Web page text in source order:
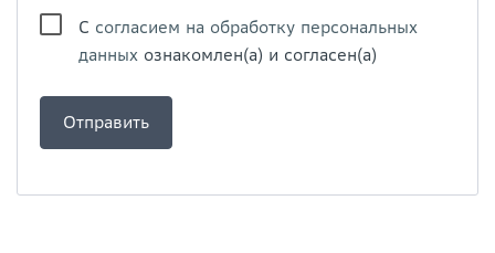
С согласием на обработку персональных
данных ознакомлен(а) и согласен(а)